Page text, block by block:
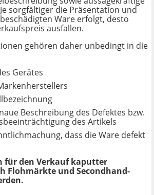
sorgfältiger die Präsentation und
Ware erfolgt, desto
ausfallen.
gehören daher unbedingt in die
Gerätes
Beschreibung des Defektes bzw.
des Artikels
dass die Ware defekt
für den Verkauf kaputter
Flohmärkte und Secondhand-